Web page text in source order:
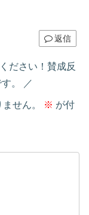
返信
ださい！賛成反
。
せん。 ※ が付